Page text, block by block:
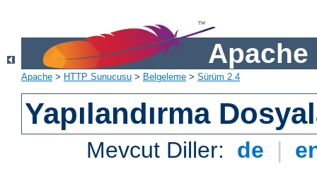
Apache
Apache > HTTP Sunucusu > Belgeleme > Sürüm 2.4
Yapılandırma
Mevcut Diller: de |